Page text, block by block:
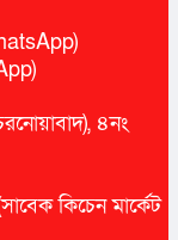
৪নং
কিচেন মার্কেট